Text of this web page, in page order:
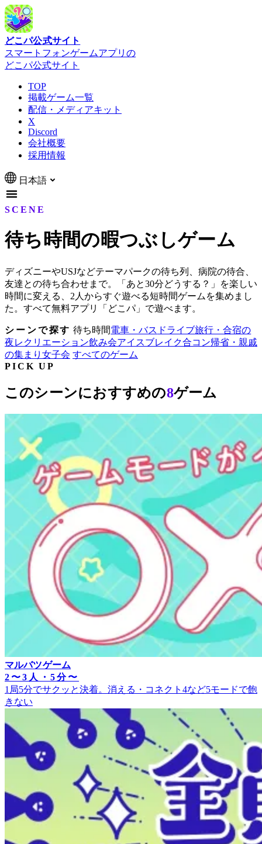
どこパ公式サイト
スマートフォンゲームアプリの
どこパ公式サイト
TOP
掲載ゲーム一覧
配信・メディアキット
X
Discord
会社概要
採用情報
日本語
SCENE
待ち時間の暇つぶしゲーム
ディズニーやUSJなどテーマパークの待ち列、病院の待合、
友達との待ち合わせまで。「あと30分どうする？」を楽しい
時間に変える、2人からすぐ遊べる短時間ゲームを集めまし
た。すべて無料アプリ「どこパ」で遊べます。
シーンで探す 待ち時間電車・バス ドライブ旅行・合宿の
夜レクリエーション飲み会アイスブレイク合コン帰省・親戚
の集まり 女子会 すべてのゲーム
PICK UP
このシーンにおすすめの8ゲーム
マルバツゲーム
2〜3人・5分〜
1局5分でサクッと決着。消える・コネクト4など5モードで飽
きない